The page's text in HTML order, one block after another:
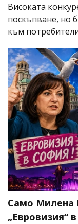
Високата
поскъпване, но
към
Само Милена
„Евровизия“